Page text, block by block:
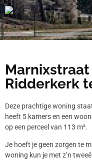
Marnixstraat
Ridderkerk
Deze prachtige woning
heeft 5 kamers en een
op een perceel van 113 m².
Je hoeft je geen zorgen te
woning kun je met z’n